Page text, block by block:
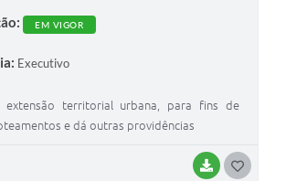
BAIXAR
EM VIGOR
Executivo
extensão territorial urbana, para fins de
e dá outras providências